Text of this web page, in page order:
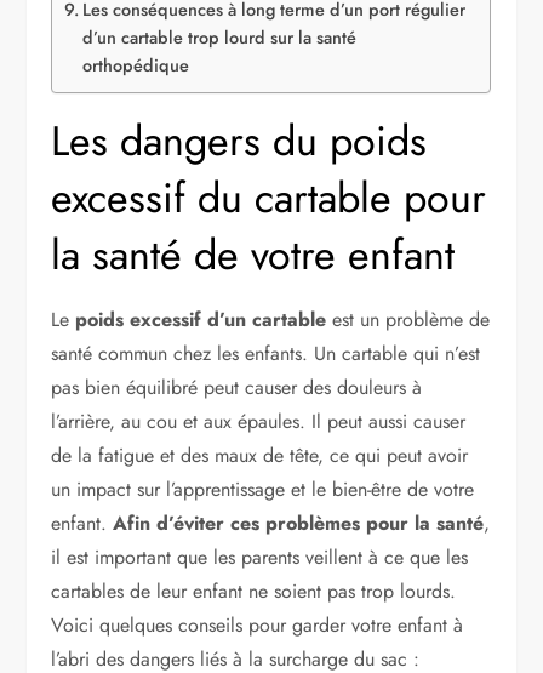
Les conséquences à long terme d’un port régulier
d’un cartable trop lourd sur la santé
orthopédique
Les dangers du poids
excessif du cartable pour
la santé de votre enfant
Le poids excessif d’un cartable est un problème de
santé commun chez les enfants. Un cartable qui n’est
pas bien équilibré peut causer des douleurs à
l’arrière, au cou et aux épaules. Il peut aussi causer
de la fatigue et des maux de tête, ce qui peut avoir
un impact sur l’apprentissage et le bien-être de votre
enfant.Afin d’éviter ces problèmes pour la santé,
il est important que les parents veillent à ce que les
cartables de leur enfant ne soient pas trop lourds.
Voici quelques conseils pour garder votre enfant à
l’abri des dangers liés à la surcharge du sac :